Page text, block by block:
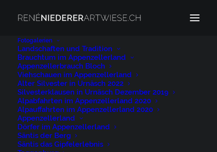
Fotogalerien
Landschaften und Tradition
Brauchtum im Appenzellerland
Appenzellerbrauch Bloch
Viehschauen im Appenzellerland
Alter Silvester in Urnäsch 2022
Silvesterklausen in Urnäsch Dezember 2019
Alpabfahrten im Appenzellerland 2020
Alpauffahrten im Appenzellerland 2020
Appenzellerland
Dörfer im Appenzellerland
Säntis der Berg
Säntis das Gipfelerlebnis
Albulapass
Home Albulapass Albulapass
Albulapass